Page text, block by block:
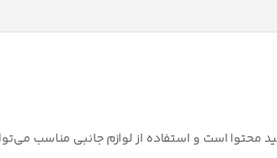
در انبار موجود نمی باشد